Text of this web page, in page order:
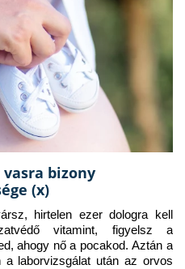
bizony
(x)
hirtelen ezer dologra kell
vitamint, figyelsz a
ahogy nő a pocakod. Aztán a
a laborvizsgálat után az orvos